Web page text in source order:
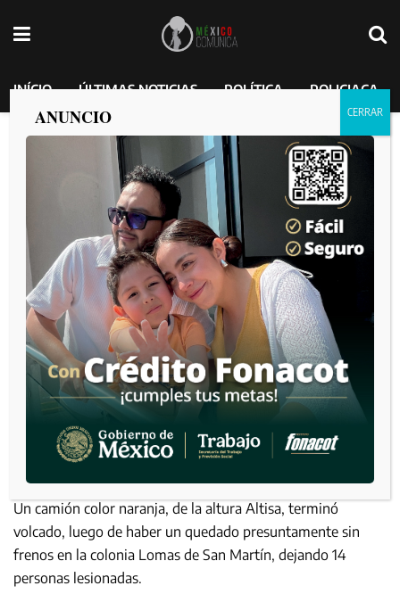
INÍCIO ÚLTIMAS NOTICIAS POLÍTICA POLICIACA
Transporte público termina volcado; 14
personas resultan lesionadas
por MEXICO COMUNICA 2025-02-24
Un camión color naranja, de la altura Altisa, terminó
volcado, luego de haber un quedado presuntamente sin
frenos en la colonia Lomas de San Martín, dejando 14
personas lesionadas.
ANUNCIO